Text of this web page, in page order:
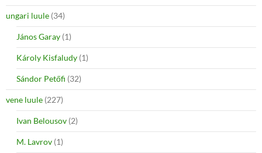
ungari luule (34)
János Garay (1)
Károly Kisfaludy (1)
Sándor Petőfi (32)
vene luule (227)
Ivan Belousov (2)
M. Lavrov (1)